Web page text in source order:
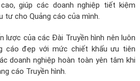
giúp các doanh nghiệp tiết kiệm
tư cho Quảng cáo của mình.
lược của các Đài Truyền hình nên luôn
cáo đẹp với mức chiết khấu ưu tiên
doanh nghiệp hoàn toàn yên tâm khi
cáo Truyền hình.